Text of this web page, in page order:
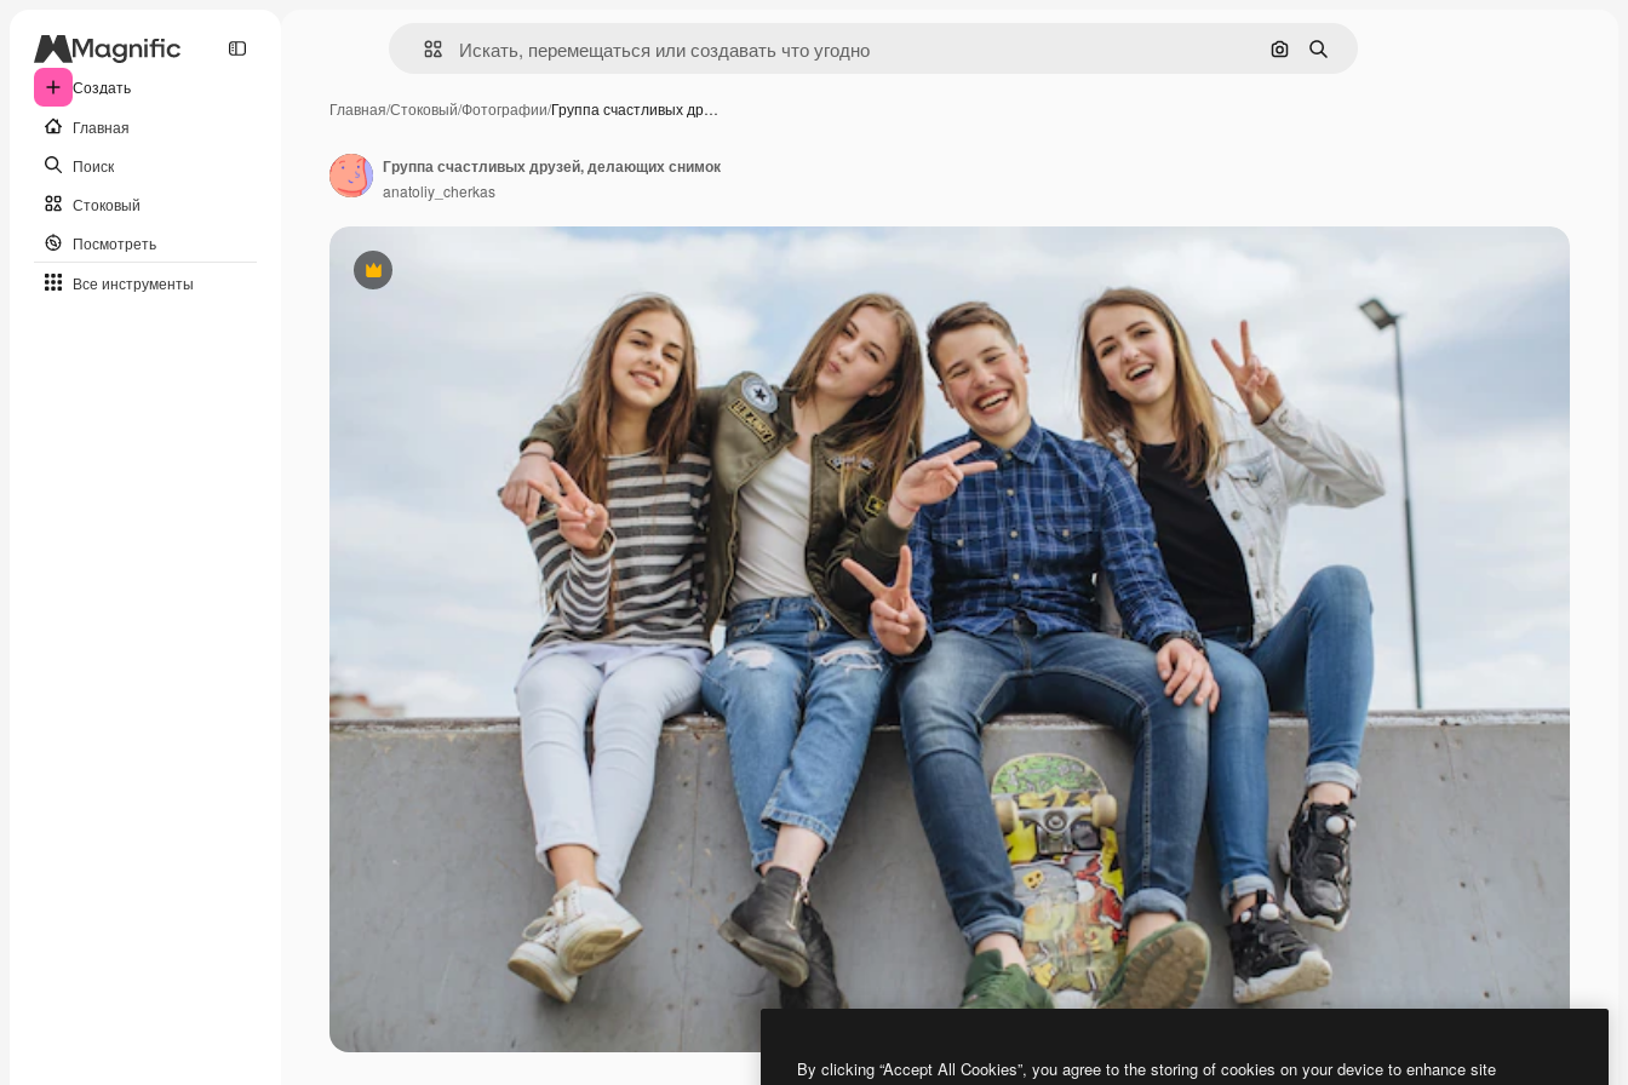
Создать
Главная
Поиск
Стоковый
Посмотреть
Все инструменты
Поиск по изображению
Поиск
Главная/Стоковый/Фотографии/Группа счастливых др…
Премиум
Группа счастливых друзей, делающих снимок
anatoliy_cherkas
By clicking “Accept All Cookies”, you agree to the storing of cookies on your device to enhance site